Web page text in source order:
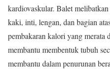
kardiovaskular. Balet
kaki, inti, lengan, dan bagian
pembakaran kalori yang merata
membantu membentuk tubuh
membantu dalam penurunan